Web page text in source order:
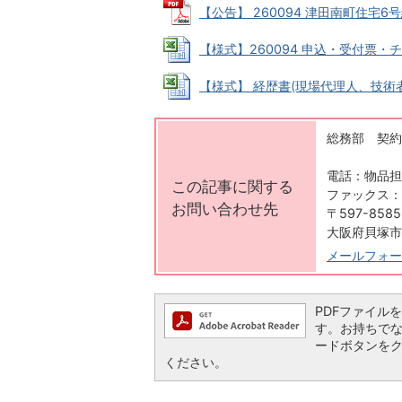
【公告】 260094 津田南町住宅6
【様式】260094 申込・受付票・
【様式】 経歴書(現場代理人、技
この記事に関する
お問い合わせ先
総務部 契約
電話：物
ファックス
〒597-8585
大阪府貝塚
メールフォ
PDFファイル
す。お持ちで
ードボタンを
ください。